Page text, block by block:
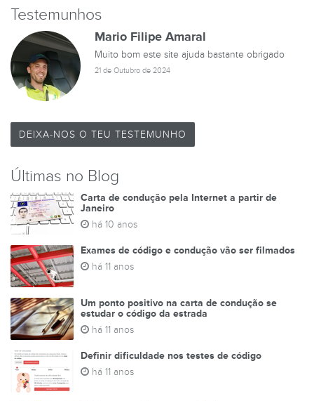
Testemunhos
Mario Filipe Amaral
Muito bom este site ajuda bastante obrigado
21 de Outubro de 2024
DEIXA-NOS O TEU TESTEMUNHO
Últimas no Blog
Carta de condução pela Internet a partir de
Janeiro
há 10 anos
Exames de código e condução vão ser filmados
há 11 anos
Um ponto positivo na carta de condução se
estudar o código da estrada
há 11 anos
Definir dificuldade nos testes de código
há 11 anos